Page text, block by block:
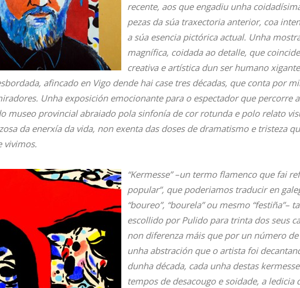
recente, aos que engadiu unha
pezas da súa traxectoria anterior, coa
a súa esencia pictórica actual. Unha
magnífica, coidada ao detalle, que
creativa e artística dun ser humano
afincado en Vigo dende hai case tres décadas, que conta por
Unha exposición emocionante para o espectador que percorre
museo provincial abraiado pola sinfonía de cor rotunda e polo relato
da enerxía da vida, non exenta das doses de dramatismo e tristeza
vivimos.
“Kermesse” –un termo flamenco que fai
popular”, que poderiamos traducir en
“boureo”, “bourela” ou mesmo “festiña”–
escollido por Pulido para trinta dos seus
non diferenza máis que por un número de
unha abstración que o artista foi
dunha década, cada unha destas
tempos de desacougo e soidade, a ledicia